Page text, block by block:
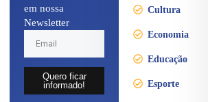
em nossa
Newsletter
Quero ficar
informado!
Cultura
Economia
Educação
Esporte